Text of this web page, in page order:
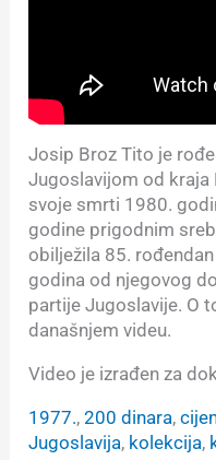
Josip Broz Tito je
Jugoslavijom od
svoje smrti 1980.
godine prigodnim
obilježila 85.
godina od njegovog
partije Jugoslavije. O
današnjem videu.
Video je izrađen za
1977., 200 dinara,
Jugoslavija, kolekcija,